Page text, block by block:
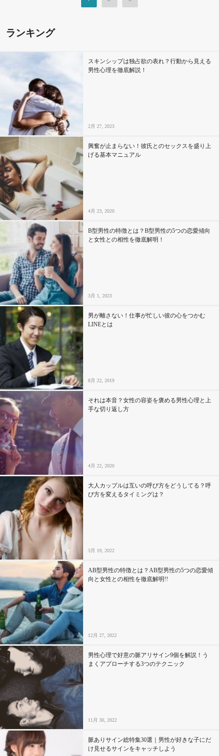
ランキング
スキンシップは独占欲の表れ？行動から見える
男性心理を徹底解説！
2月 27, 2023
興奮が止まらない！彼氏とのセックスを盛り上
げる基本マニュアル
4月 23, 2020
B型男性の特徴とは？B型男性の5つの恋愛傾向
と女性との相性を徹底解明！
3月 1, 2023
男が離さない！仕事が忙しい彼の心をつかむ
LINEとは
8月 22, 2019
それは本音？女性の容姿を褒める男性心理と上
手な切り返し方
4月 22, 2020
大人カップルは互いの呼び方をどうしてる？呼
び方を変えるタイミングは？
3月 19, 2022
AB型男性の特徴とは？AB型男性の5つの恋愛傾
向と女性との相性を徹底解明!!
12月 27, 2022
男性心理で好意の脈アリサイン9個を解説！う
まくアプローチする3つのテクニック
11月 30, 2022
脈ありサイン総特集30選｜男性が好きな子にだ
け見せるサインをキャッチしよう